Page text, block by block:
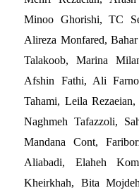
Minoo Ghorishi, TC
Alireza Monfared,
Talakoob, Marina
Afshin Fathi, Ali
Tahami, Leila
Naghmeh Tafazzoli,
Mandana Cont,
Aliabadi, Elaheh
Kheirkhah, Bita